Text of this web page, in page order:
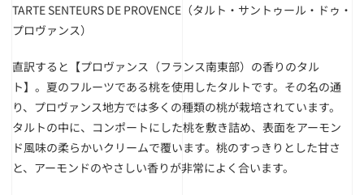
TARTE SENTEURS DE PROVENCE（タルト・サントゥール・ドゥ・
プロヴァンス）
直訳すると【プロヴァンス（フランス南東部）の香りのタル
ト】。夏のフルーツである桃を使用したタルトです。その名の通
り、プロヴァンス地方では多くの種類の桃が栽培されています。
タルトの中に、コンポートにした桃を敷き詰め、表面をアーモン
ド風味の柔らかいクリームで覆います。桃のすっきりとした甘さ
と、アーモンドのやさしい香りが非常によく合います。